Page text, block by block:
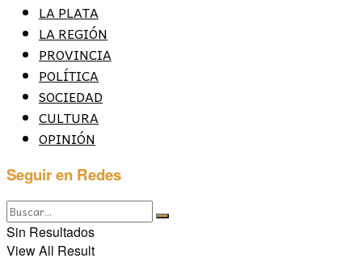
LA PLATA
LA REGIÓN
PROVINCIA
POLÍTICA
SOCIEDAD
CULTURA
OPINIÓN
Seguir en Redes
Sin Resultados
View All Result